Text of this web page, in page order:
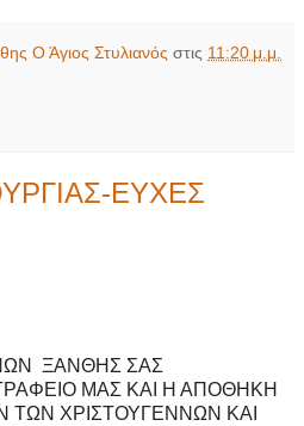
Ο Άγιος Στυλιανός στις 11:20 μ.μ.
ΕΥΧΕΣ
ΞΑΝΘΗΣ ΣΑΣ
ΜΑΣ ΚΑΙ Η ΑΠΟΘΗΚΗ
ΧΡΙΣΤΟΥΓΕΝΝΩΝ ΚΑΙ